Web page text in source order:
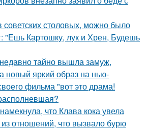
советских столовых, можно было
"Ешь Картошку, лук и Хрен, Будешь
тайно вышла замуж,
новый яркий образ на нью-
фильма "вот это драма!
что Клава кока увела
отношений, что вызвало бурю